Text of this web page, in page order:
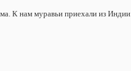
К нам муравьи приехали из